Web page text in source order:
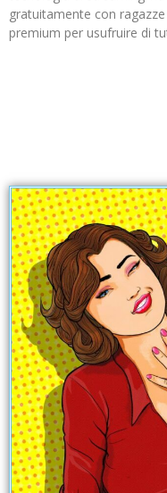
gratuitamente con
premium per usufruire di